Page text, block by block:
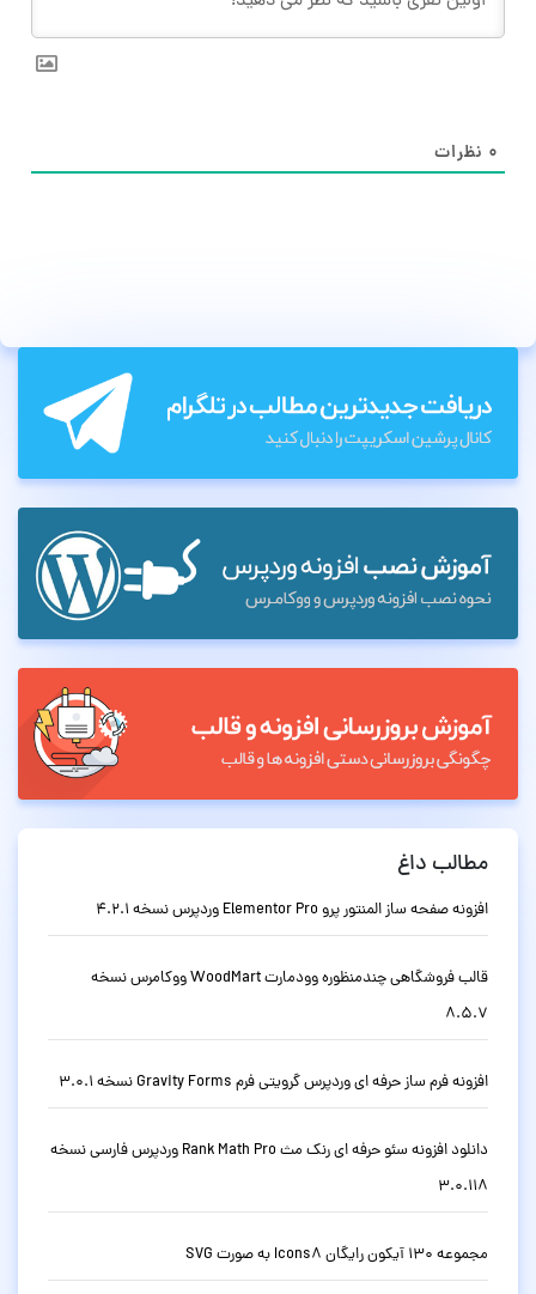
۰ نظرات
مطالب داغ
افزونه صفحه ساز المنتور پرو Elementor Pro وردپرس نسخه 4.2.1
قالب فروشگاهی چندمنظوره وودمارت WoodMart ووکامرس نسخه
8.5.7
افزونه فرم ساز حرفه ای وردپرس گرویتی فرم Gravity Forms نسخه 3.0.1
دانلود افزونه سئو حرفه ای رنک مث Rank Math Pro وردپرس فارسی نسخه
3.0.118
مجموعه 130 آیکون رایگان Icons8 به صورت SVG